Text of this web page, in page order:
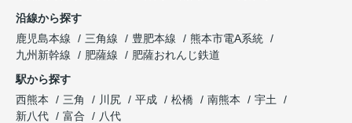
沿線から探す
鹿児島本線
三角線 豊肥本線
熊本市電A系統
九州新幹線
肥薩線
肥薩おれんじ鉄道
駅から探す
西熊本
三角 川尻 平成 松橋 南熊本
宇土
新八代
富合 八代